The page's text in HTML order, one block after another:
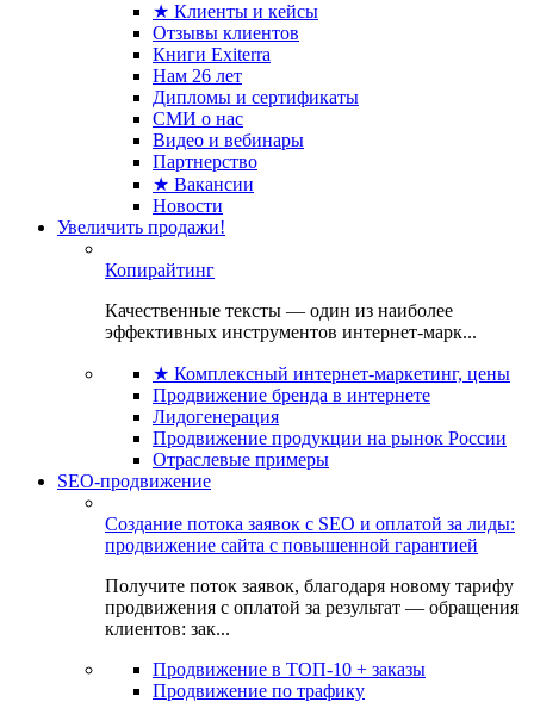
★ Клиенты и кейсы
Отзывы клиентов
Книги Exiterra
Нам 26 лет
Дипломы и сертификаты
СМИ о нас
Видео и вебинары
Партнерство
★ Вакансии
Новости
Увеличить продажи!
Копирайтинг
Качественные тексты — один из наиболее
эффективных инструментов интернет-марк...
★ Комплексный интернет-маркетинг, цены
Продвижение бренда в интернете
Лидогенерация
Продвижение продукции на рынок России
Отраслевые примеры
SEO-продвижение
Создание потока заявок с SEO и оплатой за лиды:
продвижение сайта с повышенной гарантией
Получите поток заявок, благодаря новому тарифу
продвижения с оплатой за результат — обращения
клиентов: зак...
Продвижение в ТОП-10 + заказы
Продвижение по трафику